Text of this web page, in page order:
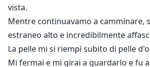
vista.
Mentre continuavamo a camminare,
estraneo alto e incredibilmente
La pelle mi si riempì subito di pelle
Mi fermai e mi girai a guardarlo e fu